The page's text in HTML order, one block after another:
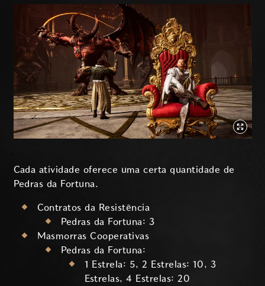
Cada atividade oferece uma certa quantidade de
Pedras da Fortuna.
Contratos da Resistência
Pedras da Fortuna: 3
Masmorras Cooperativas
Pedras da Fortuna:
1 Estrela: 5, 2 Estrelas: 10, 3
Estrelas, 4 Estrelas: 20